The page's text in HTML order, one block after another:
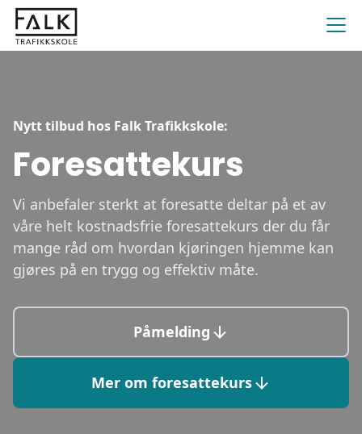
Nytt tilbud hos Falk Trafikkskole:
Foresattekurs
Vi anbefaler sterkt at foresatte deltar på et av
våre helt kostnadsfrie foresattekurs der du får
mange råd om hvordan kjøringen hjemme kan
gjøres på en trygg og effektiv måte.
Mer om foresattekurs
Påmelding